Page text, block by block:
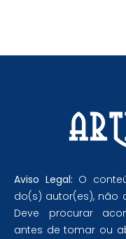
Aviso Legal: O
do(s) autor(es), não
Deve procurar
antes de tomar ou